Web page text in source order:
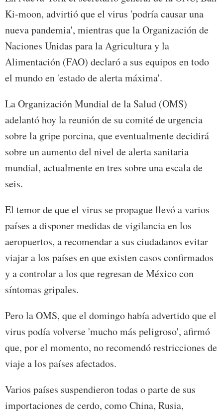
Ki-moon, advirtió que el virus 'podría causar una
nueva pandemia', mientras que la Organización de
Naciones Unidas para la Agricultura y la
Alimentación (FAO) declaró a sus equipos en todo
el mundo en 'estado de alerta máxima'.
La Organización Mundial de la Salud (OMS)
adelantó hoy la reunión de su comité de urgencia
sobre la gripe porcina, que eventualmente decidirá
sobre un aumento del nivel de alerta sanitaria
mundial, actualmente en tres sobre una escala de
seis.
El temor de que el virus se propague llevó a varios
países a disponer medidas de vigilancia en los
aeropuertos, a recomendar a sus ciudadanos evitar
viajar a los países en que existen casos confirmados
y a controlar a los que regresan de México con
síntomas gripales.
Pero la OMS, que el domingo había advertido que el
virus podía volverse 'mucho más peligroso', afirmó
que, por el momento, no recomendó restricciones de
viaje a los países afectados.
Varios países suspendieron todas o parte de sus
importaciones de cerdo, como China, Rusia,